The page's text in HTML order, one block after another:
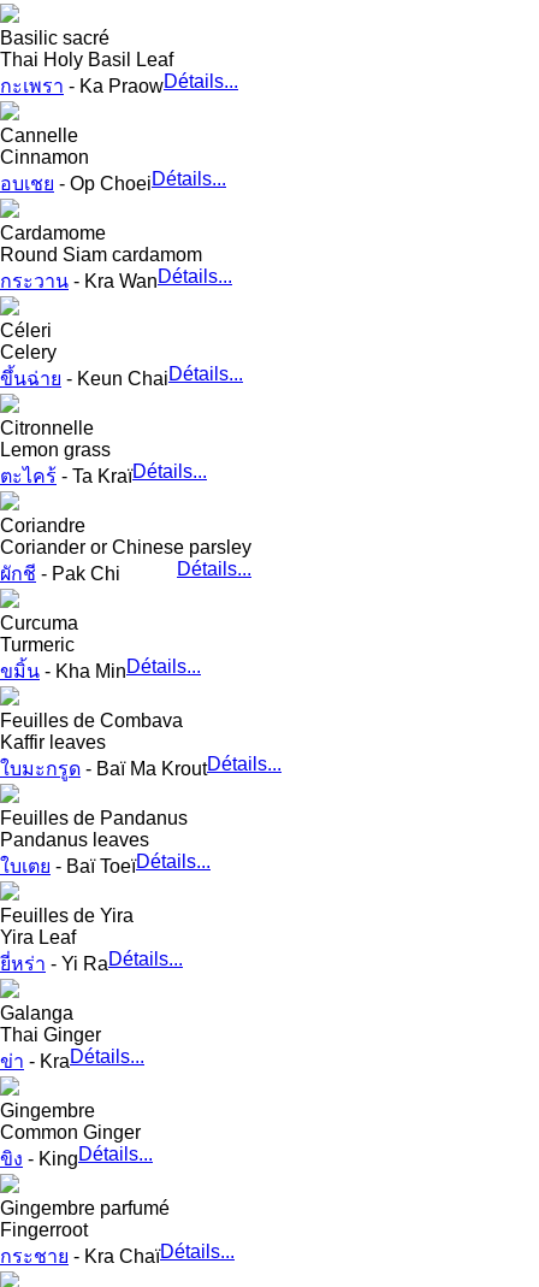
Basilic sacré
Thai Holy Basil Leaf
กะเพรา - Ka PraowDétails...
Cannelle
Cinnamon
อบเชย - Op ChoeiDétails...
Cardamome
Round Siam cardamom
กระวาน - Kra WanDétails...
Céleri
Celery
ขึ้นฉ่าย - Keun ChaiDétails...
Citronnelle
Lemon grass
ตะไคร้ - Ta KraïDétails...
Coriandre
Coriander or Chinese parsley
ผักชี - Pak Chi Détails...
Curcuma
Turmeric
ขมิ้น - Kha MinDétails...
Feuilles de Combava
Kaffir leaves
ใบมะกรูด - Baï Ma KroutDétails...
Feuilles de Pandanus
Pandanus leaves
ใบเตย - Baï ToeïDétails...
Feuilles de Yira
Yira Leaf
ยี่หร่า - Yi RaDétails...
Galanga
Thai Ginger
ข่า - KraDétails...
Gingembre
Common Ginger
ขิง - KingDétails...
Gingembre parfumé
Fingerroot
กระชาย - Kra ChaïDétails...